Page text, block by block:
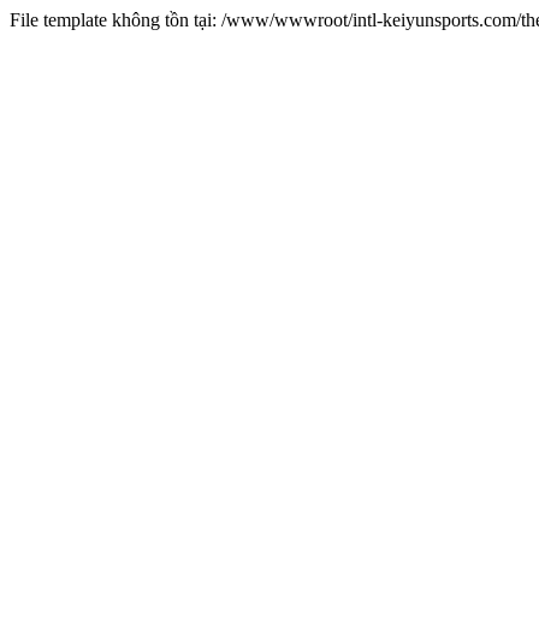
File template không tồn tại: /www/wwwroot/intl-keiyunsports.com/